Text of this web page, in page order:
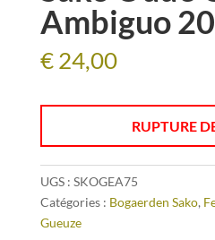
Ambiguo
€24,00
RUPTURE
UGS : SKOGEA75
Catégories : Bogaerden Sako,
Gueuze